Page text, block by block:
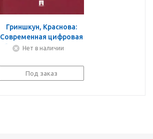
Гриншкун, Краснова:
Современная цифровая
образовательная среда.
сервисы. Монография
Нет в наличии
Под заказ